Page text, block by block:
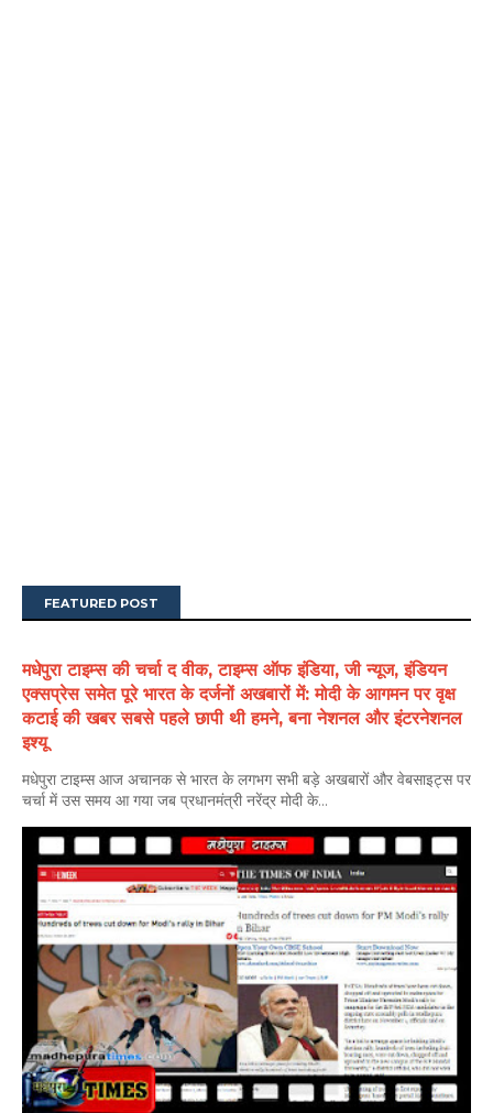
FEATURED POST
मधेपुरा टाइम्स की चर्चा द वीक, टाइम्स ऑफ इंडिया, जी न्यूज, इंडियन
एक्सप्रेस समेत पूरे भारत के दर्जनों अखबारों में: मोदी के आगमन पर वृक्ष
कटाई की खबर सबसे पहले छापी थी हमने, बना नेशनल और इंटरनेशनल
इश्यू
मधेपुरा टाइम्स आज अचानक से भारत के लगभग सभी बड़े अखबारों और वेबसाइट्स पर
चर्चा में उस समय आ गया जब प्रधानमंत्री नरेंद्र मोदी के...